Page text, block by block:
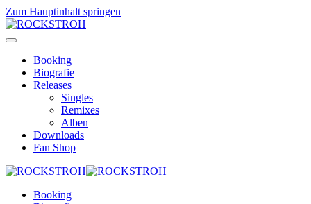
Zum Hauptinhalt springen
Booking
Biografie
Releases
Singles
Remixes
Alben
Downloads
Fan Shop
Booking